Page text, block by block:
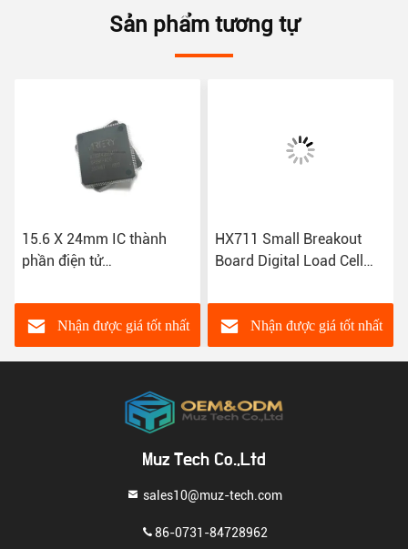
Sản phẩm tương tự
15.6 X 24mm IC thành
phần điện tử
Nhận được giá tốt nhất
HX711 Small Breakout
Board Digital Load Cell
Dual Channel 24 Bit
Precision A/D Module
Nhận được giá tốt nhất
Muz Tech Co.,Ltd
sales10@muz-tech.com
86-0731-84728962